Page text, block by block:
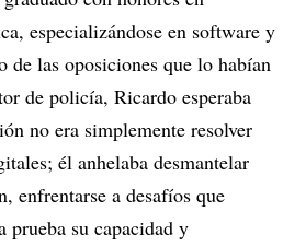
especializándose en software y
de las oposiciones que lo habían
de policía, Ricardo esperaba
no era simplemente resolver
él anhelaba desmantelar
enfrentarse a desafíos que
prueba su capacidad y